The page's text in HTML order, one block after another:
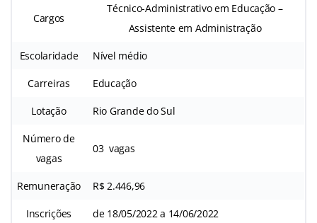
Cargos
Técnico-Administrativo em Educação –
Assistente em Administração
Escolaridade Nível médio
Carreiras Educação
Lotação Rio Grande do Sul
Número de
vagas
03 vagas
Remuneração R$ 2.446,96
Inscrições de 18/05/2022 a 14/06/2022